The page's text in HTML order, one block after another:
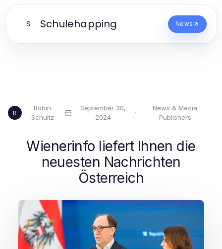
S Schulehapping News
R
Robin
Schultz
·
September 30,
2024
·
News & Media
Publishers
Wienerinfo liefert Ihnen die
neuesten Nachrichten
Österreich